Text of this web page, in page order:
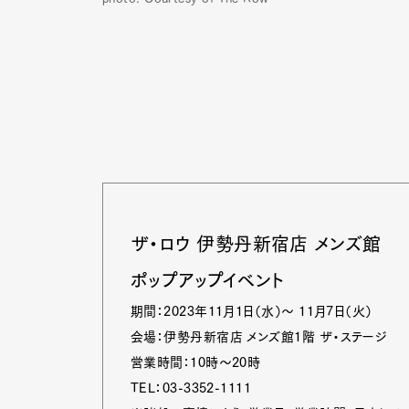
ザ・ロウ 伊勢丹新宿店 メンズ館
ポップアップイベント
期間：2023年11月1日（水）～ 11月7日（火）
会場：伊勢丹新宿店 メンズ館1階 ザ・ステージ
営業時間：10時～20時
TEL：03-3352-1111